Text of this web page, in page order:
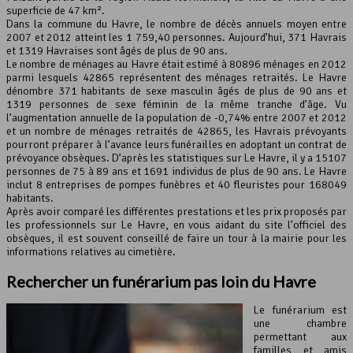
Leaflet , ©OpenStreetMapcontributeurs
superficie de 47 km².
Dans la commune du Havre, le nombre de décès annuels moyen entre
2007 et 2012 atteint les 1 759,40 personnes. Aujourd’hui, 371 Havrais
et 1319 Havraises sont âgés de plus de 90 ans.
Le nombre de ménages au Havre était estimé à 80896 ménages en 2012
parmi lesquels 42865 représentent des ménages retraités. Le Havre
dénombre 371 habitants de sexe masculin âgés de plus de 90 ans et
1319 personnes de sexe féminin de la même tranche d’âge. Vu
l’augmentation annuelle de la population de -0,74% entre 2007 et 2012
et un nombre de ménages retraités de 42865, les Havrais prévoyants
pourront préparer à l’avance leurs funérailles en adoptant un contrat de
prévoyance obsèques. D’après les statistiques sur Le Havre, il y a 15107
personnes de 75 à 89 ans et 1691 individus de plus de 90 ans. Le Havre
inclut 8 entreprises de pompes funèbres et 40 fleuristes pour 168049
habitants.
Après avoir comparé les différentes prestations et les prix proposés par
les professionnels sur Le Havre, en vous aidant du site l’officiel des
obsèques, il est souvent conseillé de faire un tour à la mairie pour les
informations relatives au cimetière.
Rechercher un funérarium pas loin du Havre
Le funérarium est
une chambre
permettant aux